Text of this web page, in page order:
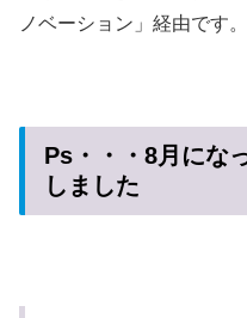
ノベーション」経由です。
Ps・・・8月にな
しました